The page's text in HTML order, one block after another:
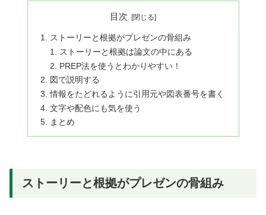
目次
ストーリーと根拠がプレゼンの骨組み
ストーリーと根拠は論文の中にある
PREP法を使うとわかりやすい！
図で説明する
情報をたどれるように引用元や図表番号を書く
文字や配色にも気を使う
まとめ
ストーリーと根拠がプレゼンの骨組み